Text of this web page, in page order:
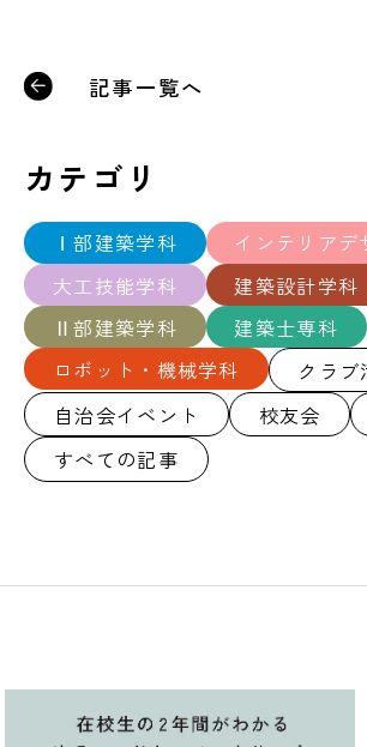
記事一覧へ
カテゴリ
Ⅰ部建築学科
インテリアデ
大工技能学科
建築設計学科
Ⅱ部建築学科
建築士専科
ロボット・機械学科
クラブ
自治会イベント
校友会
すべての記事